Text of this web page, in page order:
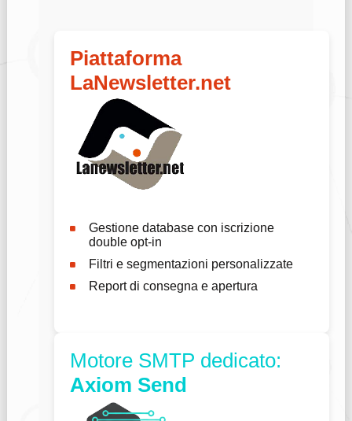
Piattaforma
LaNewsletter.net
Gestione database con iscrizione
double opt-in
Filtri e segmentazioni personalizzate
Report di consegna e apertura
Motore SMTP dedicato:
Axiom Send